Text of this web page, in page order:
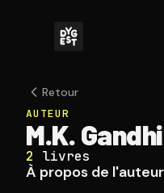
Retour
AUTEUR
M.K. Gandhi
2 livres
À propos de l'auteur